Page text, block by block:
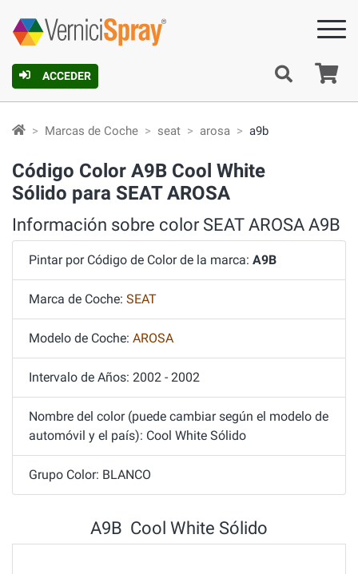
ACCEDER
Marcas de Coche seat arosa a9b
Código Color A9B Cool White
Sólido para SEAT AROSA
Información sobre color SEAT AROSA A9B
Pintar por Código de Color de la marca: A9B
Marca de Coche: SEAT
Modelo de Coche: AROSA
Intervalo de Años: 2002 - 2002
Nombre del color (puede cambiar según el modelo de
automóvil y el país): Cool White Sólido
Grupo Color: BLANCO
A9B Cool White Sólido